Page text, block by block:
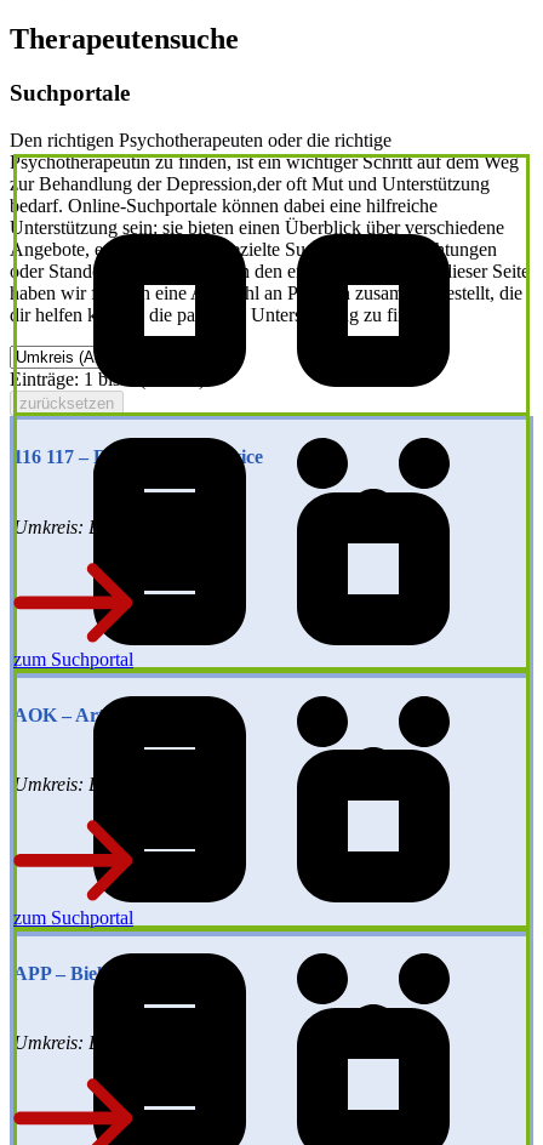
Therapeutensuche
Suchportale
Den richtigen Psychotherapeuten oder die richtige
Psychotherapeutin zu finden, ist ein wichtiger Schritt auf dem Weg
zur Behandlung der Depression,der oft Mut und Unterstützung
bedarf. Online-Suchportale können dabei eine hilfreiche
Unterstützung sein: sie bieten einen Überblick über verschiedene
Angebote, ermöglichen die gezielte Suche nach Fachrichtungen
oder Standorten und erleichtern den ersten Kontakt. Auf dieser Seite
haben wir für dich eine Auswahl an Portalen zusammengestellt, die
dir helfen können die passende Unterstützung zu finden.
Einträge: 1 bis 4 (von 26)
zurücksetzen
116 117 – Der Patientenservice
Umkreis: Bundesweit
zum Suchportal
AOK – Artztsuche
Umkreis: Bundesweit
zum Suchportal
APP – Bielefeld
Umkreis: Bielefeld